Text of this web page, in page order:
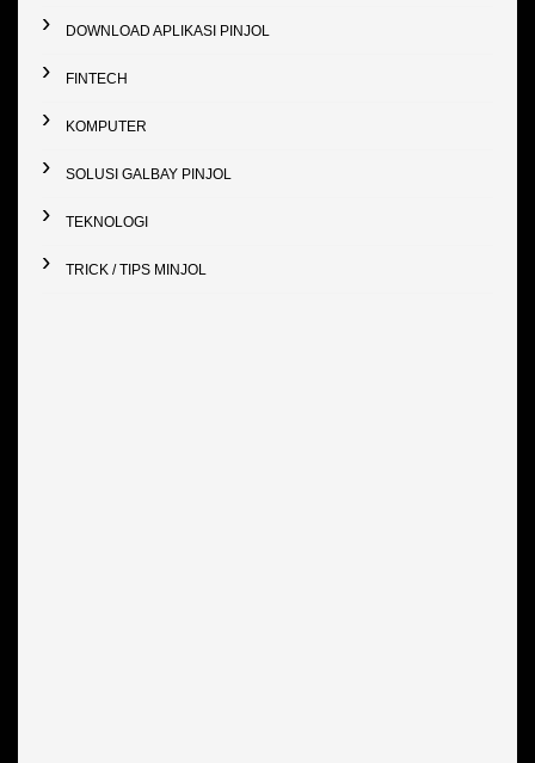
DOWNLOAD APLIKASI PINJOL
FINTECH
KOMPUTER
SOLUSI GALBAY PINJOL
TEKNOLOGI
TRICK / TIPS MINJOL